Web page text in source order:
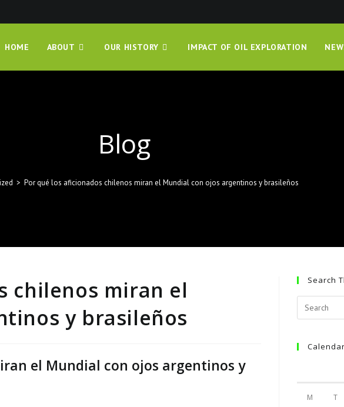
HOME ABOUT OUR HISTORY IMPACT OF OIL EXPLORATION
Blog
> Por qué los aficionados chilenos miran el Mundial con ojos argentinos y brasileños
chilenos miran el
y brasileños
el Mundial con ojos argentinos y
Search
Calendar
M T